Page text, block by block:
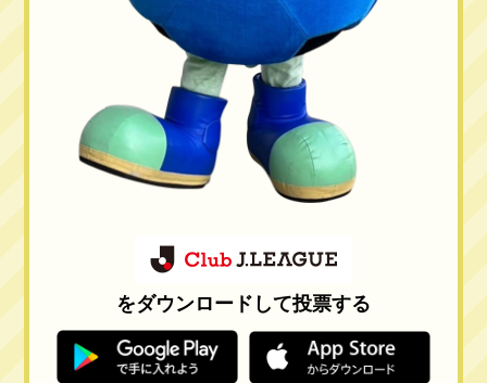
をダウンロードして投票する